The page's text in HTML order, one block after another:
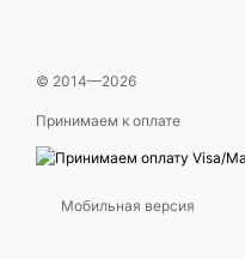
© 2014—2026
Принимаем к оплате
Мобильная версия